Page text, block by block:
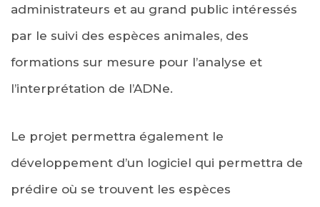
administrateurs et au grand public intéressés
par le suivi des espèces animales, des
formations sur mesure pour l’analyse et
l’interprétation de l’ADNe.
Le projet permettra également le
développement d’un logiciel qui permettra de
prédire où se trouvent les espèces